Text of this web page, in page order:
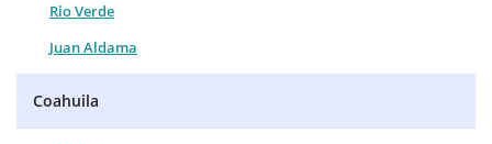
Rio Verde
Juan Aldama
Coahuila